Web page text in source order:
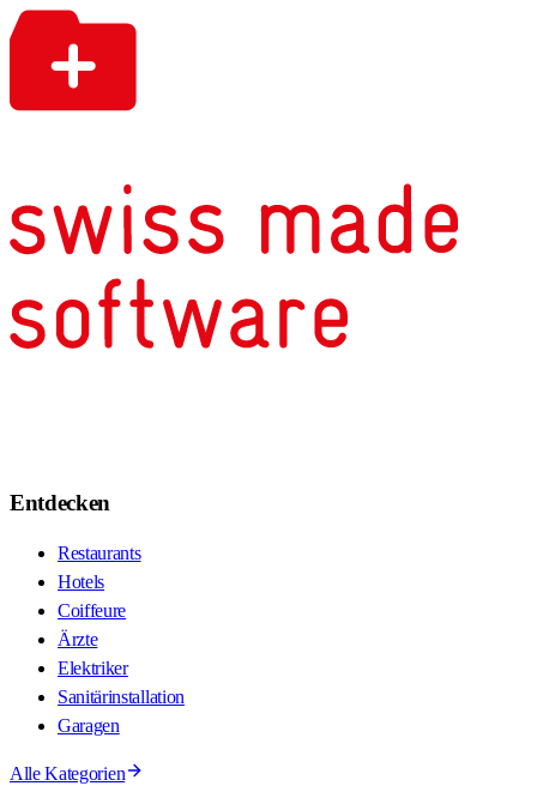
Entdecken
Restaurants
Hotels
Coiffeure
Ärzte
Elektriker
Sanitärinstallation
Garagen
Alle Kategorien